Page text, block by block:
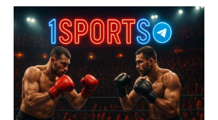
СВЕЖИЕ ЗАПИСИ
ACA 200 прямая трансляция
Марафон боев UFC 325 прямая трансляция
UFC 324 прямая трансляция